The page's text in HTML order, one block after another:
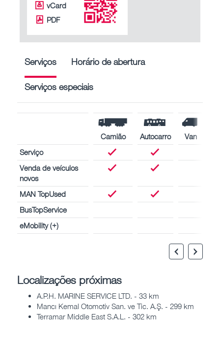
vCard
PDF
Serviços Horário de abertura
Serviços especiais
Camião Autocarro
Van
Serviço
Venda de veículos
novos
MAN TopUsed
BusTopService
eMobility (+)
Localizações próximas
A.P.H. MARINE SERVICE LTD. - 33 km
Mancı Kemal Otomotiv San. ve Tic. A.Ş. - 299 km
Terramar Middle East S.A.L. - 302 km